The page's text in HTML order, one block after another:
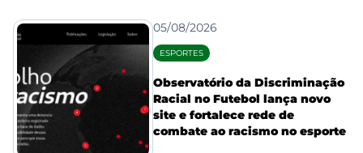
05/08/2026
ESPORTES
Observatório da Discriminação
Racial no Futebol lança novo
site e fortalece rede de
combate ao racismo no esporte